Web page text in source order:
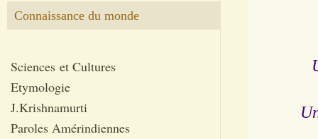
Connaissance du monde
Sciences et Cultures
Etymologie
J.Krishnamurti
Paroles Amérindiennes